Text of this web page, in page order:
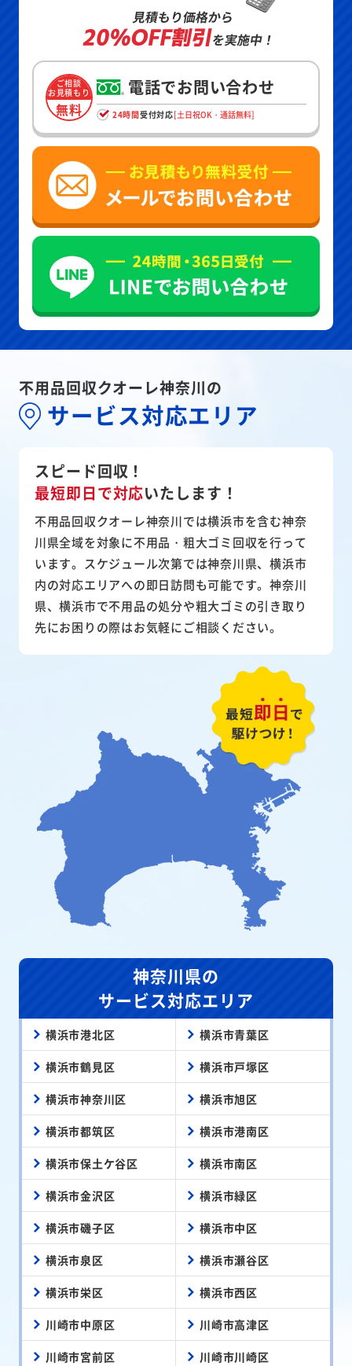
見積もり価格から
20%OFF割引を実施中！
ご相談
お見積もり
無料
電話でお問い合わせ
24時間受付対応[土日祝OK・通話無料]
不用品回収クオーレ神奈川の
サービス対応エリア
スピード回収！
最短即日で対応いたします！
不用品回収クオーレ神奈川では横浜市を含む神奈
川県全域を対象に不用品・粗大ゴミ回収を行って
います。スケジュール次第では神奈川県、横浜市
内の対応エリアへの即日訪問も可能です。神奈川
県、横浜市で不用品の処分や粗大ゴミの引き取り
先にお困りの際はお気軽にご相談ください。
神奈川県の
サービス対応エリア
横浜市港北区 横浜市青葉区
横浜市鶴見区 横浜市戸塚区
横浜市神奈川区 横浜市旭区
横浜市都筑区 横浜市港南区
横浜市保土ケ谷区 横浜市南区
横浜市金沢区 横浜市緑区
横浜市磯子区 横浜市中区
横浜市泉区 横浜市瀬谷区
横浜市栄区 横浜市西区
川崎市中原区 川崎市高津区
川崎市宮前区 川崎市川崎区